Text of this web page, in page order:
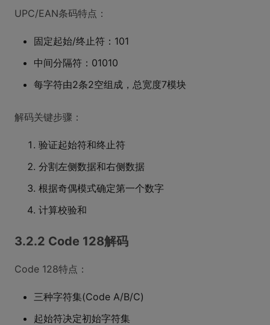
UPC/EAN条码特点：
固定起始/终止符：101
中间分隔符：01010
每字符由2条2空组成，总宽度7模块
解码关键步骤：
验证起始符和终止符
分割左侧数据和右侧数据
根据奇偶模式确定第一个数字
计算校验和
3.2.2 Code 128解码
Code 128特点：
三种字符集(Code A/B/C)
起始符决定初始字符集